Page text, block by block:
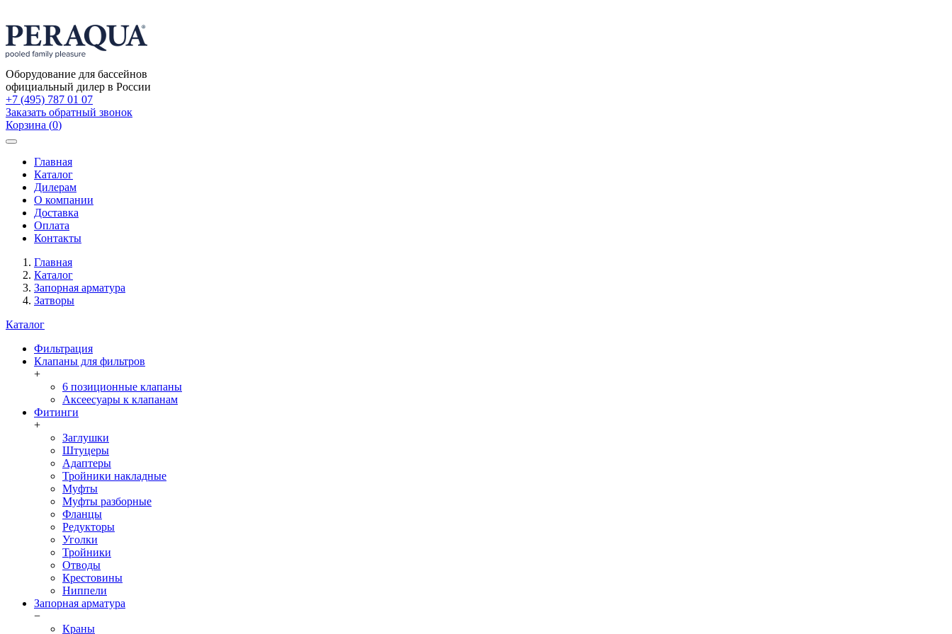
Оборудование для бассейнов
официальный дилер в России
+7 (495) 787 01 07
Заказать обратный звонок
Корзина (0)
Toggle
navigationГлавная
Каталог
Дилерам
О компании
Доставка
Оплата
Контакты
Главная
Каталог
Запорная арматура
Затворы
Каталог
Фильтрация
Клапаны для фильтров
+
6 позиционные клапаны
Аксеесуары к клапанам
Фитинги
+
Заглушки
Штуцеры
Адаптеры
Тройники накладные
Муфты
Муфты разборные
Фланцы
Редукторы
Уголки
Тройники
Отводы
Крестовины
Ниппели
Запорная арматура
−
Краны